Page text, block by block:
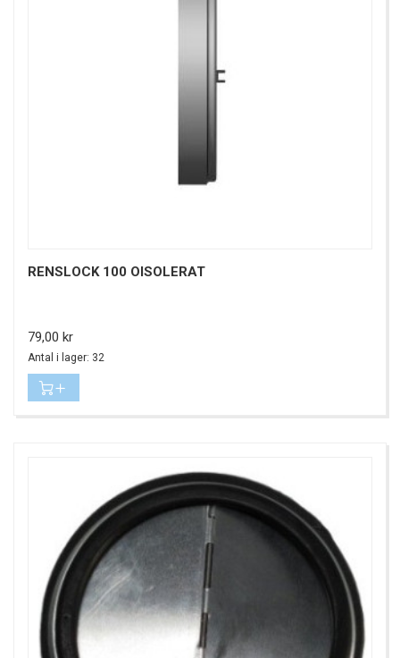
RENSLOCK 100 OISOLERAT
Pris
79,00 kr
Antal i lager: 32